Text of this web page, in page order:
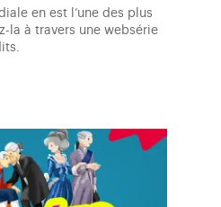
en est l’une des plus
la à travers une websérie